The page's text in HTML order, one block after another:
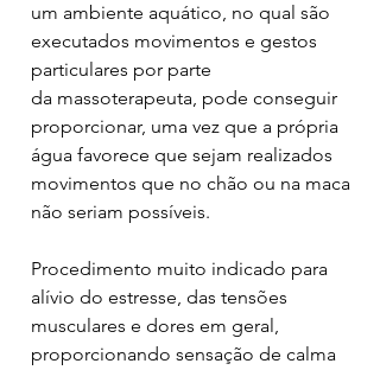
um ambiente aquático, no qual são
executados movimentos e gestos
particulares por parte
da massoterapeuta, pode conseguir
proporcionar, uma vez que a própria
água favorece que sejam realizados
movimentos que no chão ou na maca
não seriam possíveis.
Procedimento muito indicado para
alívio do estresse, das tensões
musculares e dores em geral,
proporcionando sensação de calma